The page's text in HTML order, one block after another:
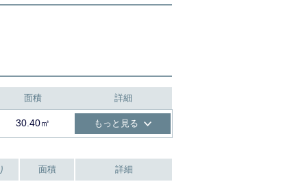
面積 詳細
30.40㎡ もっと見る
面積 詳細